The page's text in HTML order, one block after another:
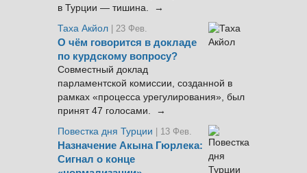
в Турции — тишина. →
Таха Акйол | 23 Фев.
О чём говорится в докладе
по курдскому вопросу?
Совместный доклад
парламентской комиссии, созданной в
рамках «процесса урегулирования», был
принят 47 голосами. →
Повестка дня Турции
| 13 Фев.
Назначение Акына Гюрлека:
Сигнал о конце